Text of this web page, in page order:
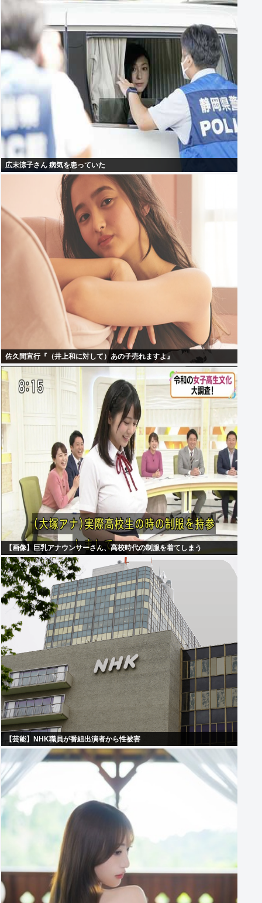
広末涼子さん 病気を患っていた
佐久間宣行『（井上和に対して）あの子売れますよ』
【画像】巨乳アナウンサーさん、高校時代の制服を着てしまう
【芸能】NHK職員が番組出演者から性被害